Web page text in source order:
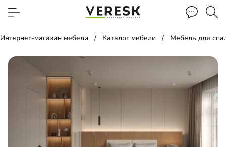
Интернет-магазин мебели Каталог мебели Мебель для